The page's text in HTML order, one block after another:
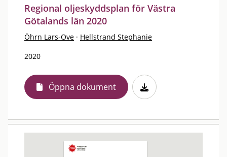
Regional oljeskyddsplan för Västra
Götalands län 2020
Öhrn Lars-Ove · Hellstrand Stephanie
2020
Öppna dokument